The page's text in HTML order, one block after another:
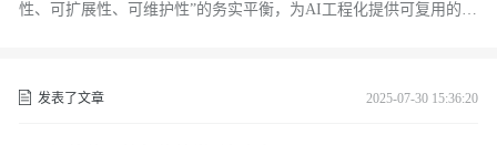
性、可扩展性、可维护性”的务实平衡，为AI工程化提供可复用的实
发表了文章 2025-07-30 15:36:20